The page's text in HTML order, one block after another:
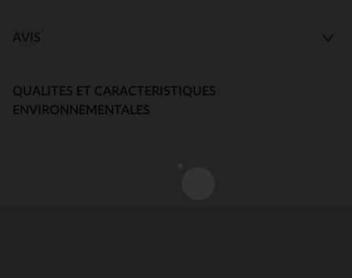
AVIS
QUALITES ET CARACTERISTIQUES
ENVIRONNEMENTALES